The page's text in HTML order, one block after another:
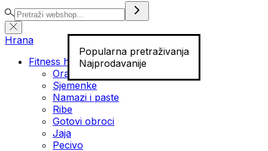
Popularna pretraživanja
Najprodavanije
Hrana
Fitness hrana
Orašasti plodovi
Sjemenke
Namazi i paste
Ribe
Gotovi obroci
Jaja
Pecivo